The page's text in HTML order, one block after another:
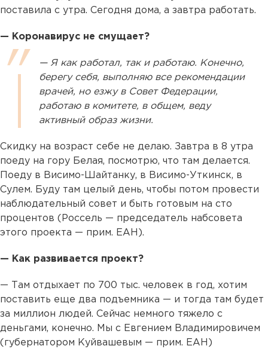
поставила с утра. Сегодня дома, а завтра работать.
— Коронавирус не смущает?
— Я как работал, так и работаю. Конечно,
берегу себя, выполняю все рекомендации
врачей, но езжу в Совет Федерации,
работаю в комитете, в общем, веду
активный образ жизни.
Скидку на возраст себе не делаю. Завтра в 8 утра
поеду на гору Белая, посмотрю, что там делается.
Поеду в Висимо-Шайтанку, в Висимо-Уткинск, в
Сулем. Буду там целый день, чтобы потом провести
наблюдательный совет и быть готовым на сто
процентов (Россель — председатель набсовета
этого проекта — прим. ЕАН).
— Как развивается проект?
— Там отдыхает по 700 тыс. человек в год, хотим
поставить еще два подъемника — и тогда там будет
за миллион людей. Сейчас немного тяжело с
деньгами, конечно. Мы с Евгением Владимировичем
(губернатором Куйвашевым — прим. ЕАН)